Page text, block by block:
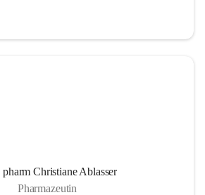
Christiane Ablasser
Pharmazeutin